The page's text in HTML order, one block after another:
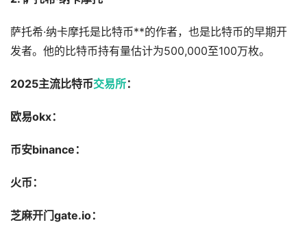
萨托希·纳卡摩托是比特币**的作者，也是比特币的早期开
发者。他的比特币持有量估计为500,000至100万枚。
2025主流比特币交易所：
欧易okx：
币安binance：
火币：
芝麻开门gate.io：